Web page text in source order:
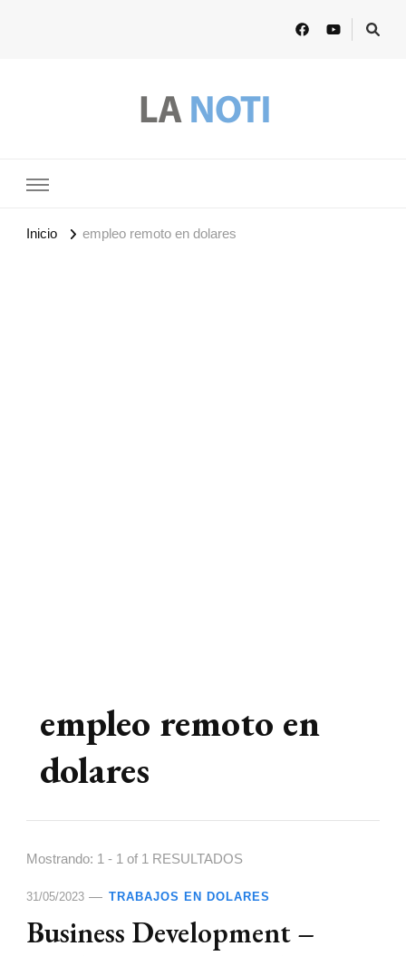
Inicio empleo remoto en dolares
empleo remoto en
dolares
Mostrando: 1 - 1 of 1 RESULTADOS
31/05/2023 TRABAJOS EN DOLARES
Business Development –